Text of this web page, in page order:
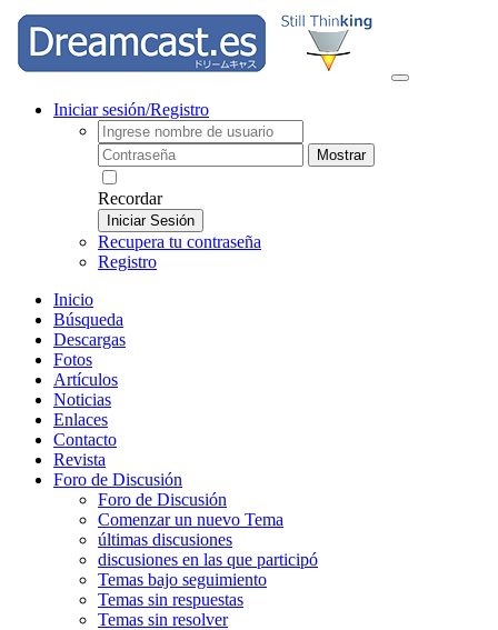
Iniciar sesión/Registro
Mostrar
Recordar
Iniciar Sesión
Recupera tu contraseña
Registro
Inicio
Búsqueda
Descargas
Fotos
Artículos
Noticias
Enlaces
Contacto
Revista
Foro de Discusión
Foro de Discusión
Comenzar un nuevo Tema
últimas discusiones
discusiones en las que participó
Temas bajo seguimiento
Temas sin respuestas
Temas sin resolver